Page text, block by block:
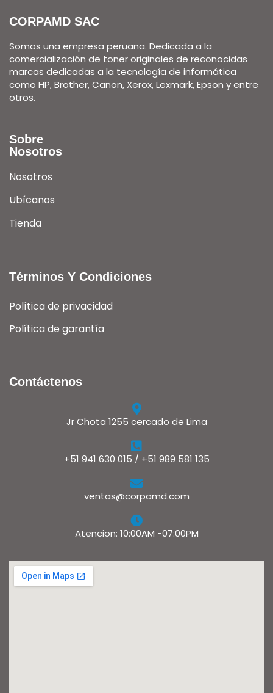
CORPAMD SAC
Somos una empresa peruana. Dedicada a la
comercialización de toner originales de reconocidas
marcas dedicadas a la tecnología de informática
como HP, Brother, Canon, Xerox, Lexmark, Epson y entre
otros.
Sobre
Nosotros
Nosotros
Ubícanos
Tienda
Términos Y Condiciones
Política de privacidad
Política de garantía
Contáctenos
Jr Chota 1255 cercado de Lima
+51 941 630 015 / +51 989 581 135
ventas@corpamd.com
Atencion: 10:00AM -07:00PM